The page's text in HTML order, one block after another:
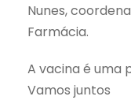
Nunes,
Farmácia.
A vacina é uma
Vamos juntos